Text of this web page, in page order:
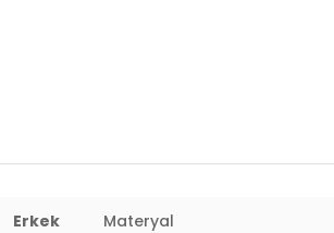
Erkek Materyal